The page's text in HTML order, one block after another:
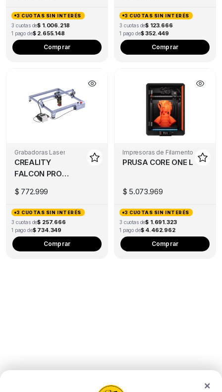
3 CUOTAS SIN INTERÉS
3 cuotas de$ 1.006.218
1 pago de$ 2.655.148
Comprar
3 CUOTAS SIN INTERÉS
3 cuotas de$ 123.666
1 pago de$ 352.449
Comprar
Grabadoras Laser
CREALITY
FALCON PRO
$ 772.999
3 CUOTAS SIN INTERÉS
3 cuotas de$ 257.666
1 pago de$ 734.349
Comprar
Impresoras de Filamento
PRUSA CORE ONE L
$ 5.073.969
3 CUOTAS SIN INTERÉS
3 cuotas de$ 1.691.323
1 pago de$ 4.462.962
Comprar
×